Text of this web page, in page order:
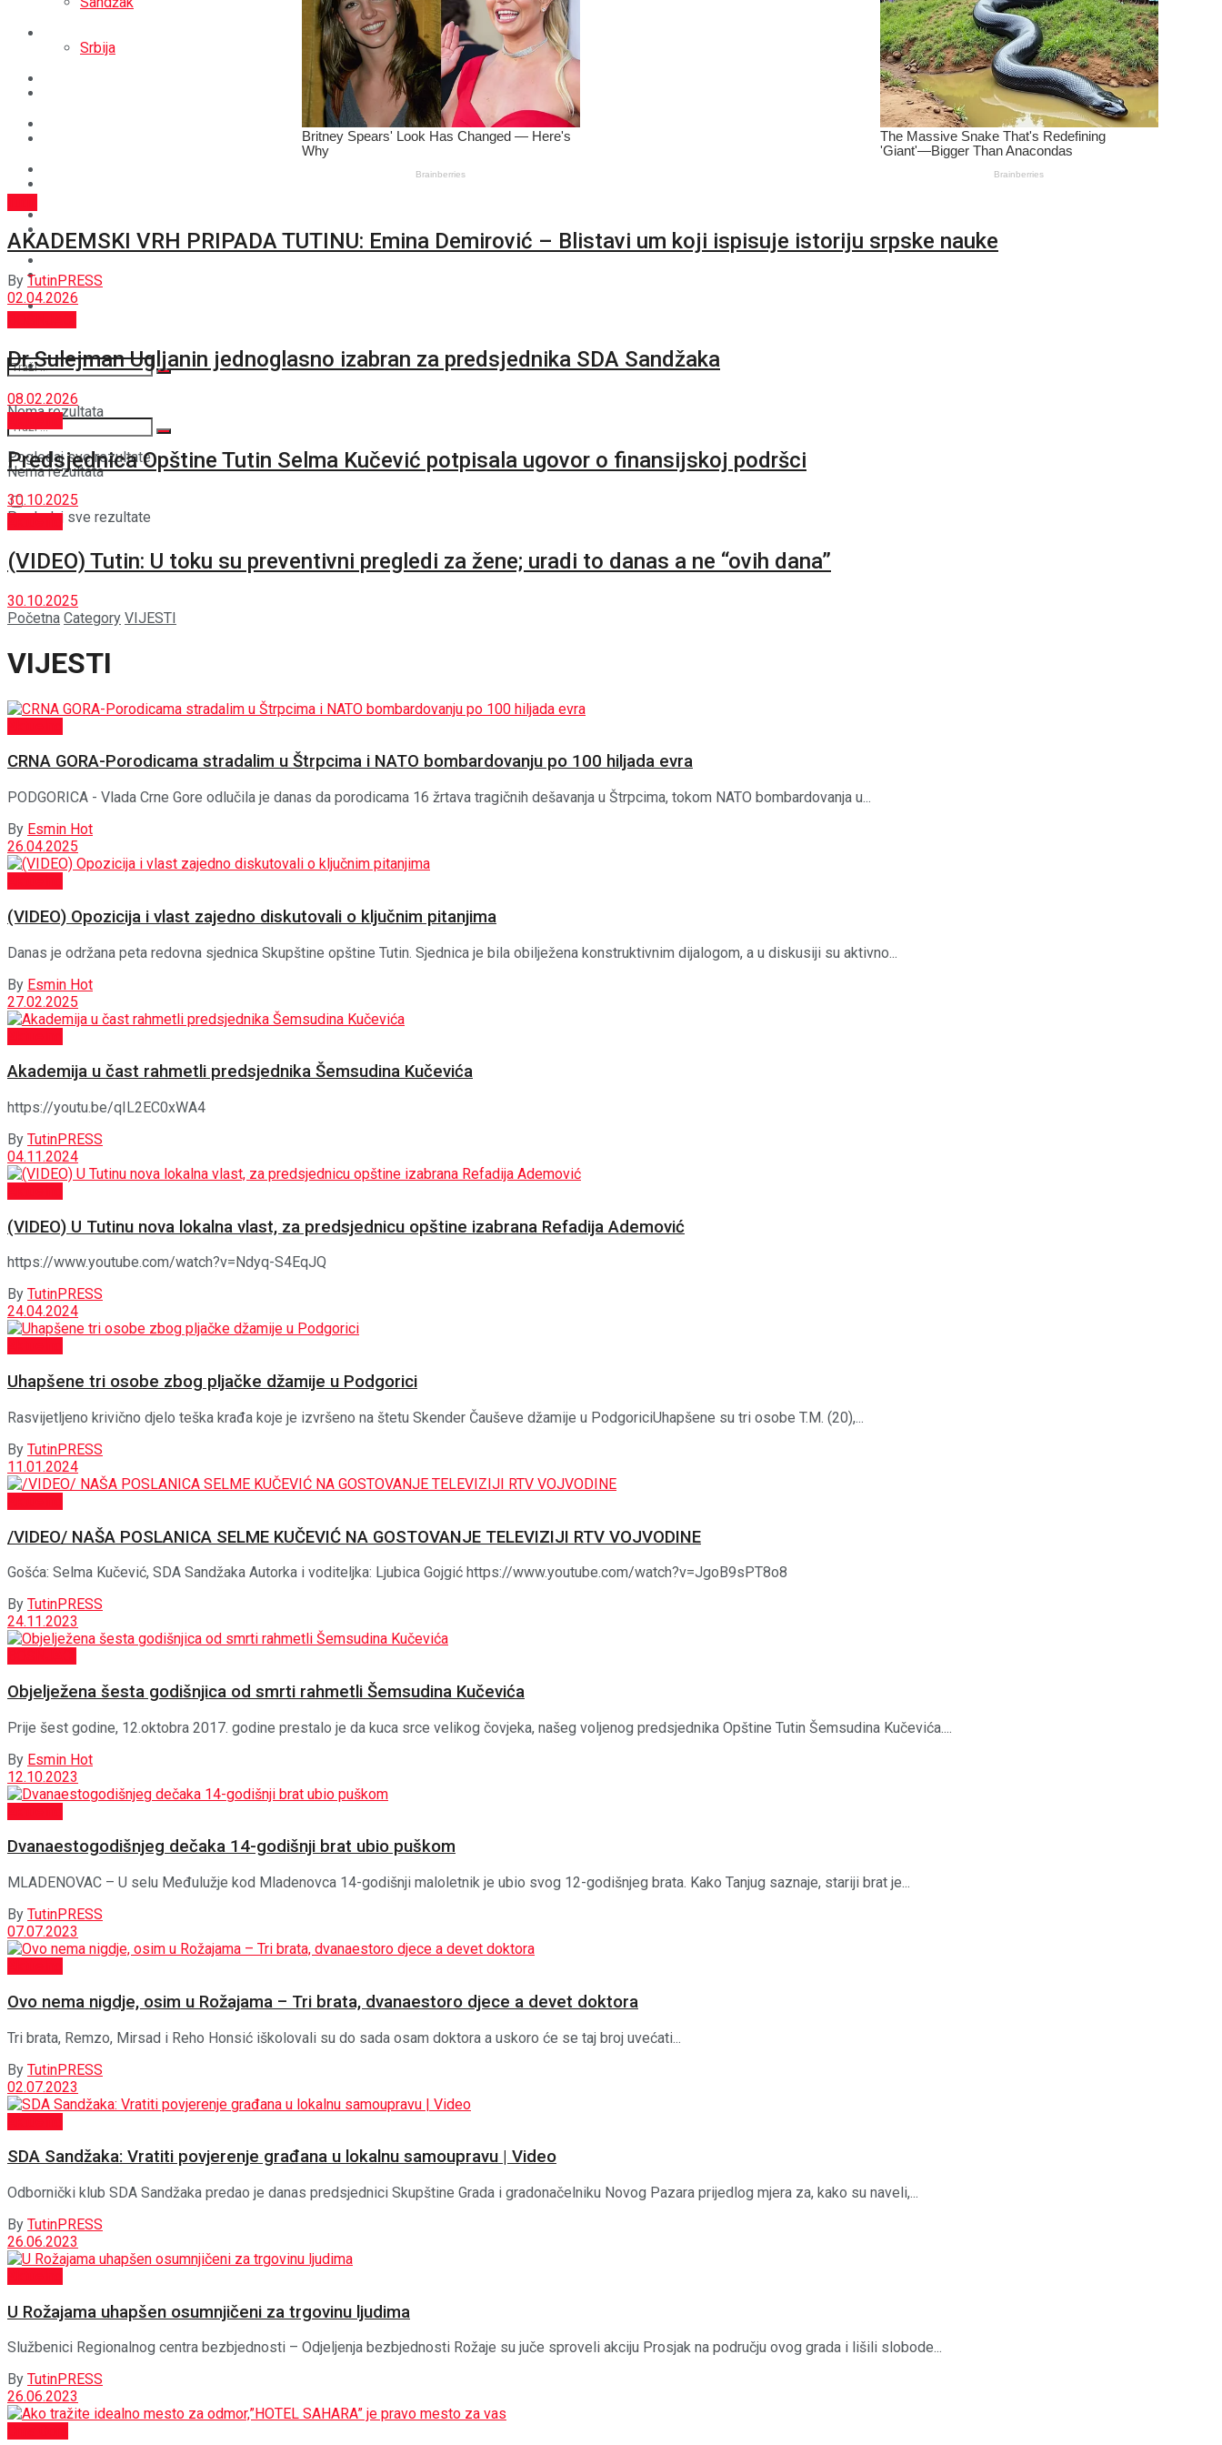
SPORT
Nema rezultata
Pogledaj sve rezultate
Srbija
CRNA HRONIKA
STAV
SPORT
Nema rezultata
Pogledaj sve rezultate
AKADEMSKI VRH PRIPADA TUTINU: Emina Demirović – Blistavi um koji ispisuje istoriju srpske nauke
By TutinPRESS
02.04.2026
Dr.Sulejman Ugljanin jednoglasno izabran za predsjednika SDA Sandžaka
08.02.2026
Predsjednica Opštine Tutin Selma Kučević potpisala ugovor o finansijskoj podršci
30.10.2025
(VIDEO) Tutin: U toku su preventivni pregledi za žene; uradi to danas a ne “ovih dana”
30.10.2025
Početna Category VIJESTI
VIJESTI
CRNA GORA-Porodicama stradalim u Štrpcima i NATO bombardovanju po 100 hiljada evra
PODGORICA - Vlada Crne Gore odlučila je danas da porodicama 16 žrtava tragičnih dešavanja u Štrpcima, tokom NATO bombardovanja u...
By Esmin Hot
26.04.2025
(VIDEO) Opozicija i vlast zajedno diskutovali o ključnim pitanjima
Danas je održana peta redovna sjednica Skupštine opštine Tutin. Sjednica je bila obilježena konstruktivnim dijalogom, a u diskusiji su aktivno...
By Esmin Hot
27.02.2025
Akademija u čast rahmetli predsjednika Šemsudina Kučevića
https://youtu.be/qIL2EC0xWA4
By TutinPRESS
04.11.2024
(VIDEO) U Tutinu nova lokalna vlast, za predsjednicu opštine izabrana Refadija Ademović
https://www.youtube.com/watch?v=Ndyq-S4EqJQ
By TutinPRESS
24.04.2024
Uhapšene tri osobe zbog pljačke džamije u Podgorici
Rasvijetljeno krivično djelo teška krađa koje je izvršeno na štetu Skender Čauševe džamije u PodgoriciUhapšene su tri osobe T.M. (20),...
By TutinPRESS
11.01.2024
/VIDEO/ NAŠA POSLANICA SELME KUČEVIĆ NA GOSTOVANJE TELEVIZIJI RTV VOJVODINE
Gošća: Selma Kučević, SDA Sandžaka Autorka i voditeljka: Ljubica Gojgić https://www.youtube.com/watch?v=JgoB9sPT8o8
By TutinPRESS
24.11.2023
Objelježena šesta godišnjica od smrti rahmetli Šemsudina Kučevića
Prije šest godine, 12.oktobra 2017. godine prestalo je da kuca srce velikog čovjeka, našeg voljenog predsjednika Opštine Tutin Šemsudina Kučevića....
By Esmin Hot
12.10.2023
Dvanaestogodišnjeg dečaka 14-godišnji brat ubio puškom
MLADENOVAC – U selu Međulužje kod Mladenovca 14-godišnji maloletnik je ubio svog 12-godišnjeg brata. Kako Tanjug saznaje, stariji brat je...
By TutinPRESS
07.07.2023
Ovo nema nigdje, osim u Rožajama – Tri brata, dvanaestoro djece a devet doktora
Tri brata, Remzo, Mirsad i Reho Honsić iškolovali su do sada osam doktora a uskoro će se taj broj uvećati...
By TutinPRESS
02.07.2023
SDA Sandžaka: Vratiti povjerenje građana u lokalnu samoupravu | Video
Odbornički klub SDA Sandžaka predao je danas predsjednici Skupštine Grada i gradonačelniku Novog Pazara prijedlog mjera za, kako su naveli,...
By TutinPRESS
26.06.2023
U Rožajama uhapšen osumnjičeni za trgovinu ljudima
Službenici Regionalnog centra bezbjednosti – Odjeljenja bezbjednosti Rožaje su juče sproveli akciju Prosjak na području ovog grada i lišili slobode...
By TutinPRESS
26.06.2023